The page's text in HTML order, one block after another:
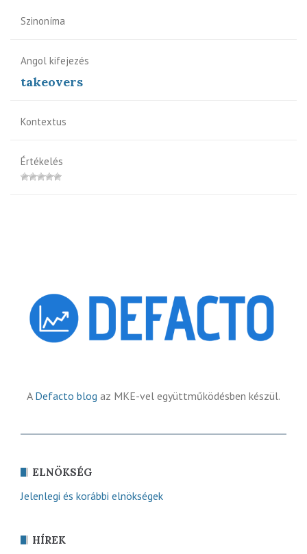
Szinoníma
Angol kifejezés
takeovers
Kontextus
Értékelés
A Defacto blog az MKE-vel együttműködésben készül.
ELNÖKSÉG
Jelenlegi és korábbi elnökségek
HÍREK